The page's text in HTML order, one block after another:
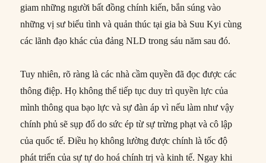
giam những người bất đồng chính kiến, bắn súng vào
những vị sư biểu tình và quản thúc tại gia bà Suu Kyi cùng
các lãnh đạo khác của đảng NLD trong sáu năm sau đó.
Tuy nhiên, rõ ràng là các nhà cầm quyền đã đọc được các
thông điệp. Họ không thể tiếp tục duy trì quyền lực của
mình thông qua bạo lực và sự đàn áp vì nếu làm như vậy
chính phủ sẽ sụp đổ do sức ép từ sự trừng phạt và cô lập
của quốc tế. Điều họ không lường được chính là tốc độ
phát triển của sự tự do hoá chính trị và kinh tế. Ngay khi